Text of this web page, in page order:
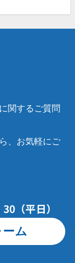
関するご質問
、お気軽にご
（平日）
ム